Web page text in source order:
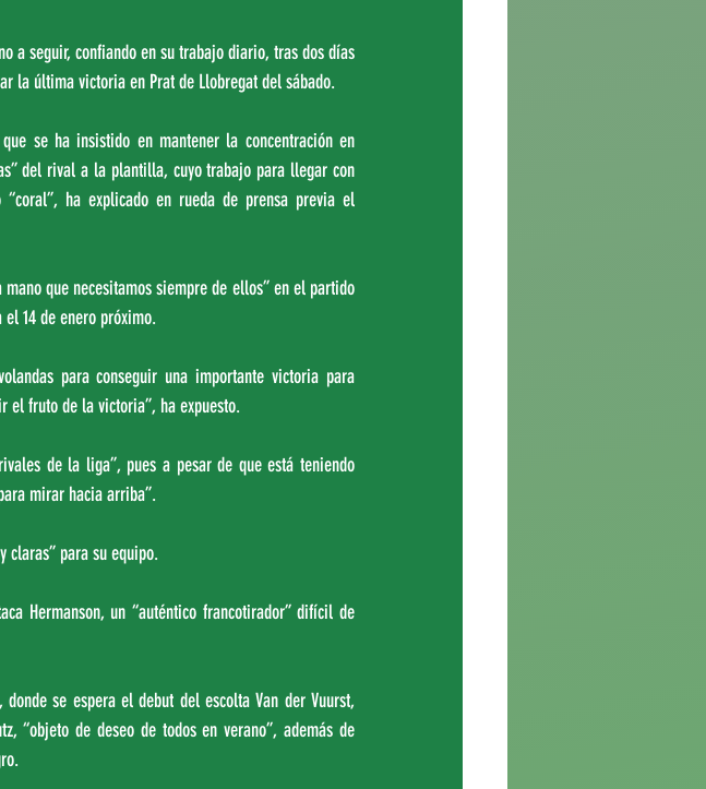
a seguir, confiando en su trabajo diario, tras dos días
la última victoria en Prat de Llobregat del sábado.
se ha insistido en mantener la concentración en
del rival a la plantilla, cuyo trabajo para llegar con
ha explicado en rueda de prensa previa el
que necesitamos siempre de ellos” en el partido
14 de enero próximo.
para conseguir una importante victoria para
el fruto de la victoria”, ha expuesto.
de la liga”, pues a pesar de que está teniendo
mirar hacia arriba”.
claras” para su equipo.
Hermanson, un “auténtico francotirador” difícil de
se espera el debut del escolta Van der Vuurst,
“objeto de deseo de todos en verano”, además de